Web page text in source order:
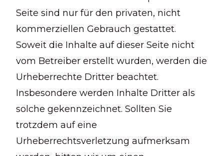
Seite sind nur für den privaten, nicht
kommerziellen Gebrauch gestattet.
Soweit die Inhalte auf dieser Seite nicht
vom Betreiber erstellt wurden, werden die
Urheberrechte Dritter beachtet.
Insbesondere werden Inhalte Dritter als
solche gekennzeichnet. Sollten Sie
trotzdem auf eine
Urheberrechtsverletzung aufmerksam